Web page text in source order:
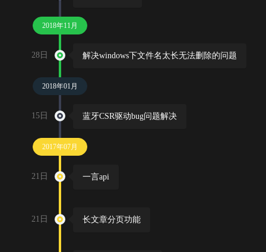
2018年11月
28日 解决windows下文件名太长无法删除的问题
2018年01月
15日 蓝牙CSR驱动bug问题解决
2017年07月
21日 一言api
21日 长文章分页功能